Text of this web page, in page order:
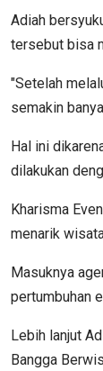
Adiah
tersebut bisa
"Setelah
semakin
Hal ini
dilakukan
Kharisma
menarik
Masuknya
pertumbuhan
Lebih lanjut
Bangga